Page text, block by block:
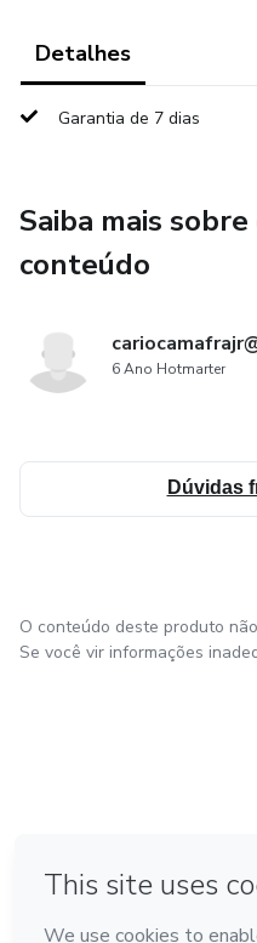
Detalhes
Garantia de 7 dias
Saiba mais
conteúdo
6 Ano Hotmarter
Dúvidas
O conteúdo deste produto
Se você vir informações
Feito com ❤ na Cidade do